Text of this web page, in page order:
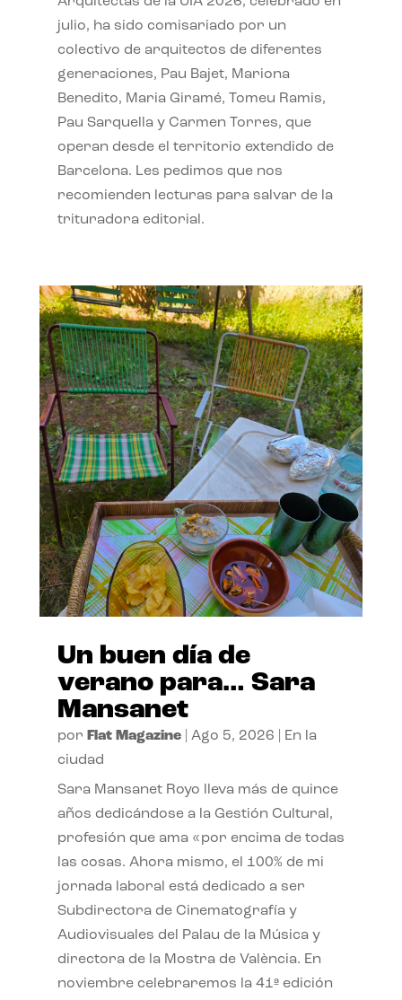
julio, ha sido comisariado por un
colectivo de arquitectos de diferentes
generaciones, Pau Bajet, Mariona
Benedito, Maria Giramé, Tomeu Ramis,
Pau Sarquella y Carmen Torres, que
operan desde el territorio extendido de
Barcelona. Les pedimos que nos
recomienden lecturas para salvar de la
trituradora editorial.
Un buen día de
verano para… Sara
Mansanet
por Flat Magazine| Ago 5, 2026
En la
ciudad
Sara Mansanet Royo lleva más de quince
años dedicándose a la Gestión Cultural,
profesión que ama «por encima de todas
las cosas. Ahora mismo, el 100% de mi
jornada laboral está dedicado a ser
Subdirectora de Cinematografía y
Audiovisuales del Palau de la Música y
directora de la Mostra de València. En
noviembre celebraremos la 41ª edición